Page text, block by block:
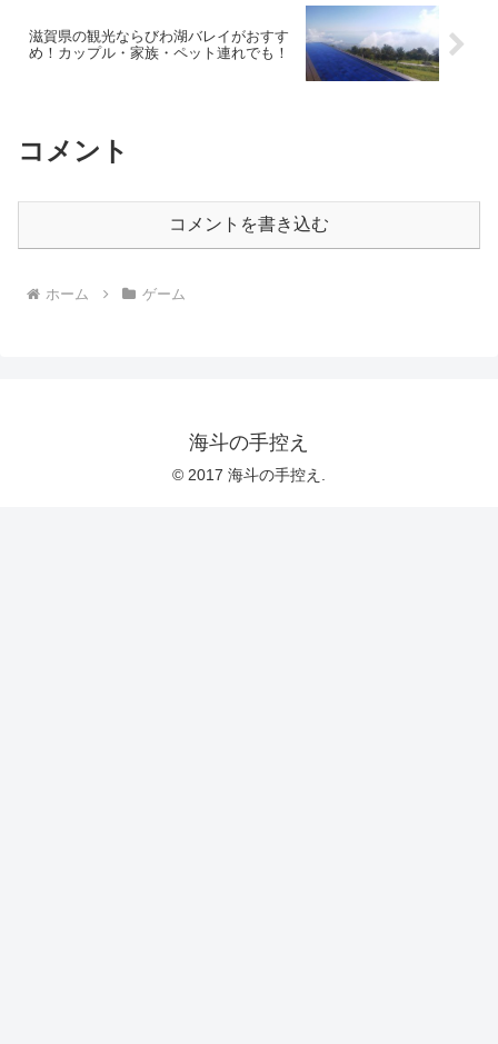
滋賀県の観光ならびわ湖バレイがおすす
め！カップル・家族・ペット連れでも！
コメント
コメントを書き込む
ホーム ゲーム
海斗の手控え
© 2017 海斗の手控え.